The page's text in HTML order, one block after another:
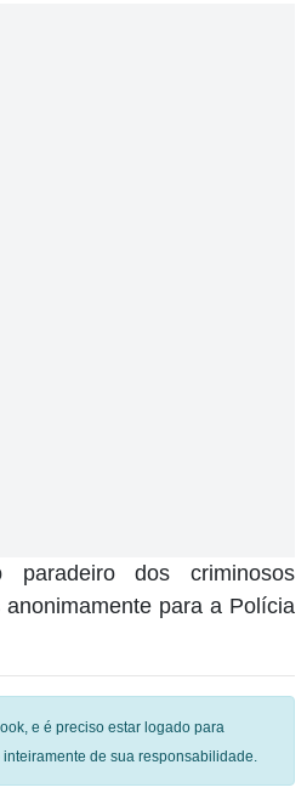
paradeiro dos criminosos
para a Polícia
e é preciso estar logado para
de sua responsabilidade.